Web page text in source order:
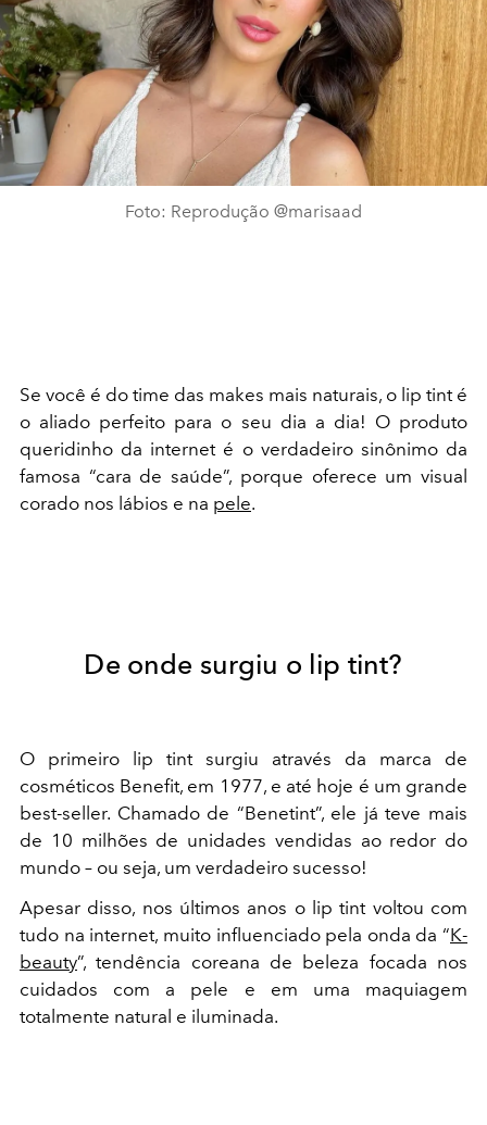
Foto: Reprodução @marisaad
Se você é do time das makes mais naturais, o lip tint é
o aliado perfeito para o seu dia a dia! O produto
queridinho da internet é o verdadeiro sinônimo da
famosa “cara de saúde”, porque oferece um visual
corado nos lábios e na pele.
De onde surgiu o lip tint?
O primeiro lip tint surgiu através da marca de
cosméticos Benefit, em 1977, e até hoje é um grande
best-seller. Chamado de “Benetint”, ele já teve mais
de 10 milhões de unidades vendidas ao redor do
mundo – ou seja, um verdadeiro sucesso!
Apesar disso, nos últimos anos o lip tint voltou com
tudo na internet, muito influenciado pela onda da “K-
beauty”, tendência coreana de beleza focada nos
cuidados com a pele e em uma maquiagem
totalmente natural e iluminada.